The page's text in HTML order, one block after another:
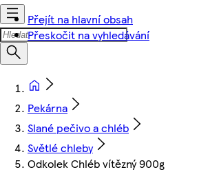
Přejít na hlavní obsah
Přeskočit na vyhledávání
Pekárna
Slané pečivo a chléb
Světlé chleby
Odkolek Chléb vítězný 900g